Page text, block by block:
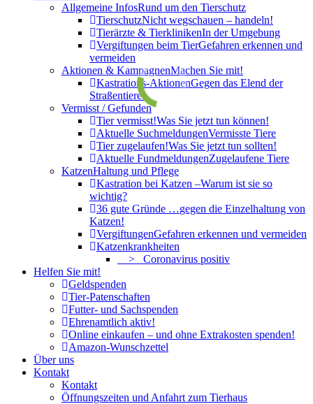
Allgemeine InfosRund um den Tierschutz
TierschutzNicht wegschauen – handeln!
Tierärzte & TierklinikenIn der Umgebung
Vergiftungen beim TierGefahren erkennen und
vermeiden
Aktionen & KampagnenMachen Sie mit!
Kastrations-AktionenGegen das Elend der
Straßentiere!
Vermisst / Gefunden
Tier vermisst!Was Sie jetzt tun können!
Aktuelle SuchmeldungenVermisste Tiere
Tier zugelaufen!Was Sie jetzt tun sollten!
Aktuelle FundmeldungenZugelaufene Tiere
KatzenHaltung und Pflege
Kastration bei Katzen –Warum ist sie so
wichtig?
36 gute Gründe …gegen die Einzelhaltung von
Katzen!
VergiftungenGefahren erkennen und vermeiden
Katzenkrankheiten
> Coronavirus positiv
Helfen Sie mit!
Geldspenden
Tier-Patenschaften
Futter- und Sachspenden
Ehrenamtlich aktiv!
Online einkaufen – und ohne Extrakosten spenden!
Amazon-Wunschzettel
Über uns
Kontakt
Kontakt
Öffnungszeiten und Anfahrt zum Tierhaus